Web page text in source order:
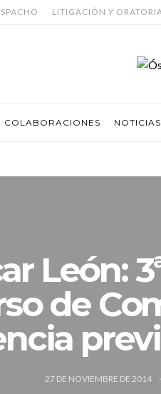
LITIGACIÓN Y
COLABORACIONES NOTICIAS
León:
de
27 DE NOVIEMBRE DE 2014